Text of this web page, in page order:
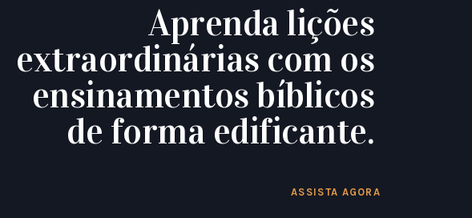
Aprenda lições
extraordinárias com os
ensinamentos bíblicos
de forma edificante.
ASSISTA AGORA